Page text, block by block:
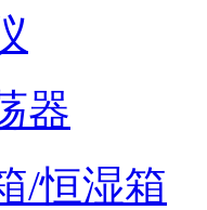
器
/恒湿箱